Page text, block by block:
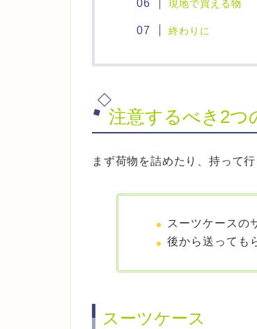
現地で買える物
終わりに
注意するべき2つ
まず荷物を詰めたり、持って
スーツケースの
後から送っても
スーツケース